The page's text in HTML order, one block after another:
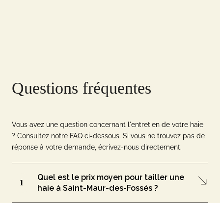
Questions fréquentes
Vous avez une question concernant l'entretien de votre haie
? Consultez notre FAQ ci-dessous. Si vous ne trouvez pas de
réponse à votre demande, écrivez-nous directement.
1
Quel est le prix moyen pour tailler une
haie à Saint-Maur-des-Fossés ?